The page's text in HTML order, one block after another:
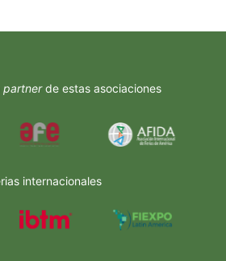
partnerde estas asociaciones
internacionales